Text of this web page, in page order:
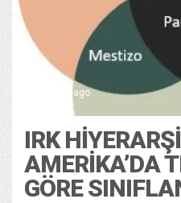
2 months ago
IRK
AMERIKA’DA
GÖRE